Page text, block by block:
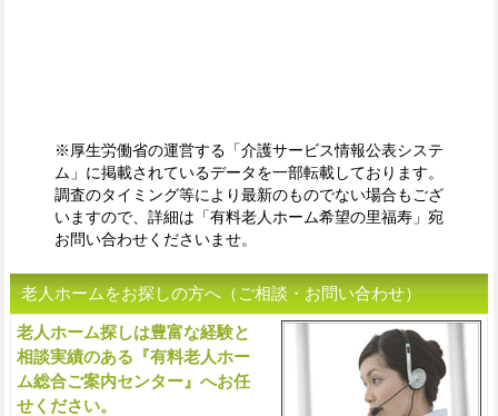
※厚生労働省の運営する「介護サービス情報公表システ
ム」に掲載されているデータを一部転載しております。
調査のタイミング等により最新のものでない場合もござ
いますので、詳細は「有料老人ホーム希望の里福寿」宛
お問い合わせくださいませ。
老人ホームをお探しの方へ（ご相談・お問い合わせ）
老人ホーム探しは豊富な経験と
相談実績のある『有料老人ホー
ム総合ご案内センター』へお任
せください。